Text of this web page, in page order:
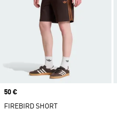
Price
50 €
FIREBIRD SHORT